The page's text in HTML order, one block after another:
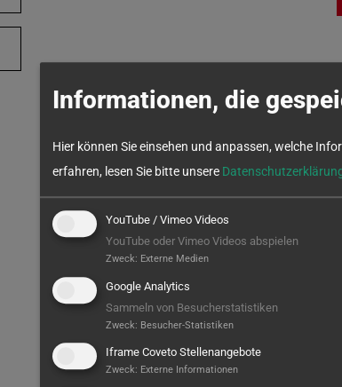
Informationen, die
Hier können Sie einsehen und anpassen, welche
erfahren, lesen Sie bitte unsere
YouTube / Vimeo Videos
YouTube oder Vimeo Videos abspielen
Zweck: Externe Medien
Google Analytics
Sammeln von Besucherstatistiken
Zweck: Besucher-Statistiken
Iframe Coveto Stellenangebote
Zweck: Externe Informationen